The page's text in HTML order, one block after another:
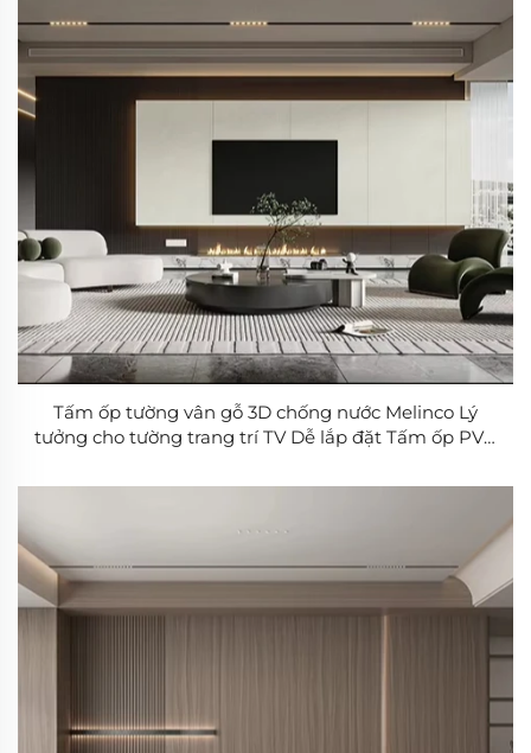
Tấm ốp tường vân gỗ 3D chống nước Melinco Lý
tưởng cho tường trang trí TV Dễ lắp đặt Tấm ốp PVC